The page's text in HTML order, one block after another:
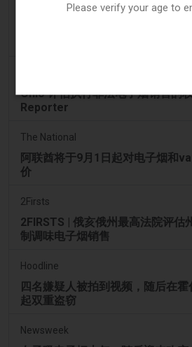
Tico Times
Ohio 评估执行非法电子烟销售的
Reporter
The National
阿联酋将于9月1日起对电子烟和
价
2Firsts
2FIRSTS | 俄亥俄州最高法院评估
制调味电子烟销售
Hoodline
四名嫌疑人被拍到视频，随后在
起双重盗窃
Newsweek
Please verify your age to